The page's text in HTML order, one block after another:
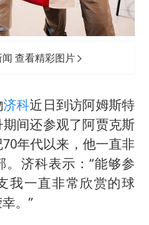
查看精彩图片
济科近日到访阿姆斯特
间还参观了阿贾克斯
年代以来，他一直非
。济科表示：“能够参
我一直非常欣赏的球
。”